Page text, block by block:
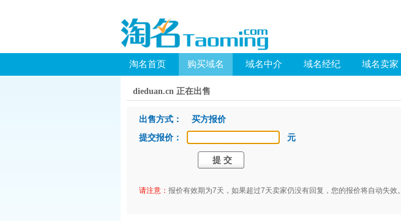
淘名首页 购买域名 域名中介 域名经纪 域名卖家
dieduan.cn 正在出售
出售方式： 买方报价
提交报价：
元
请注意： 报价有效期为7天，如果超过7天卖家仍没有回复，您的报价将自动失效。